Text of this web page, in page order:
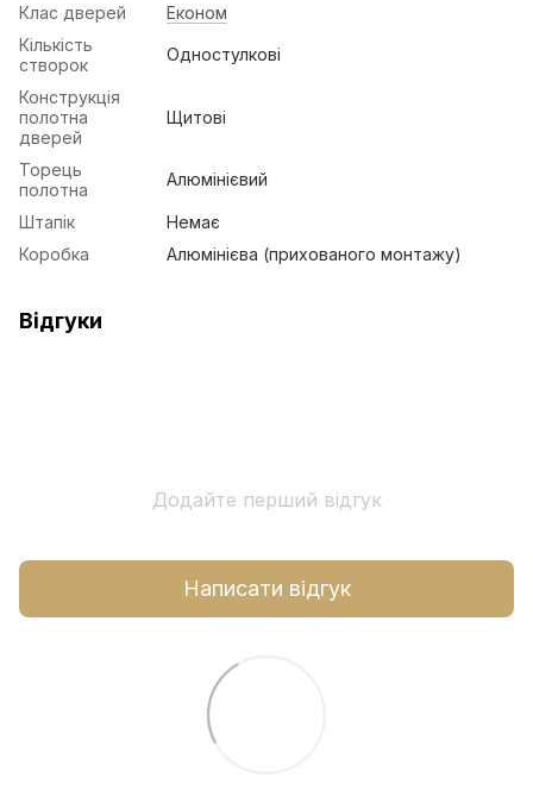
Клас дверей
Економ
Кількість
створок
Одностулкові
Конструкція
полотна
дверей
Щитові
Торець
полотна
Алюмінієвий
Штапік
Немає
Коробка
Алюмінієва (прихованого монтажу)
Відгуки
Додайте перший відгук
Написати відгук